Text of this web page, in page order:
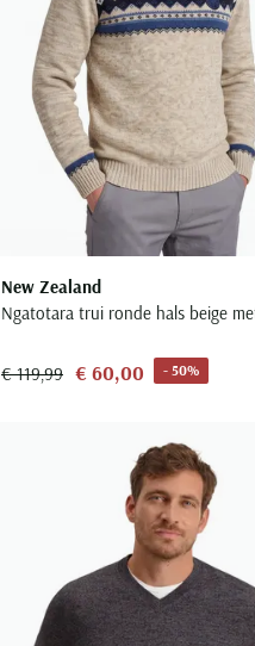
New Zealand
Ngatotara trui ronde hals beige
€ 119,99 € 60,00 - 50%